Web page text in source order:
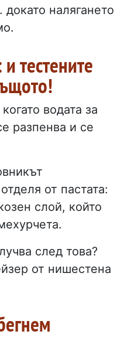
налягането
тестените
водата за
разпенва и се
от пастата:
слой, който
след това?
от нишестена